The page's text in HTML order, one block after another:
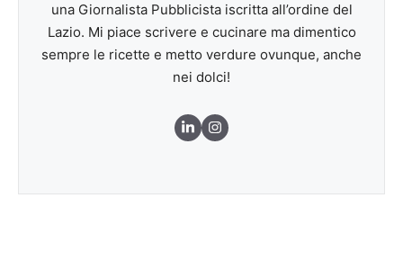
una Giornalista Pubblicista iscritta all’ordine del
Lazio. Mi piace scrivere e cucinare ma dimentico
sempre le ricette e metto verdure ovunque, anche
nei dolci!